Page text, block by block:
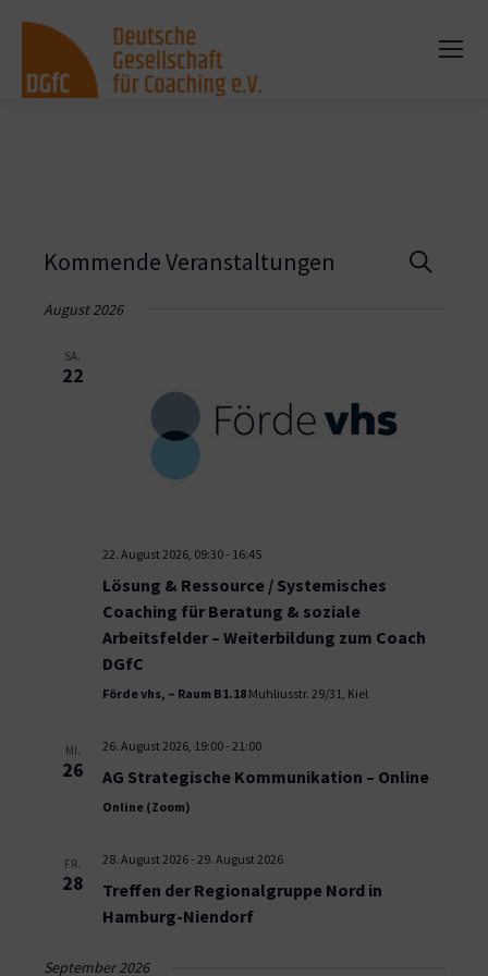
Suche
Kommende Veranstaltungen
August 2026
SA.
22
22. August 2026, 09:30- 16:45
Lösung & Ressource / Systemisches
Coaching für Beratung & soziale
Arbeitsfelder – Weiterbildung zum Coach
DGfC
Förde vhs, – Raum B1.18 Muhliusstr. 29/31, Kiel
MI.
26
26. August 2026, 19:00- 21:00
AG Strategische Kommunikation – Online
Online (Zoom)
FR.
28
28. August 2026- 29. August 2026
Treffen der Regionalgruppe Nord in
Hamburg-Niendorf
September 2026